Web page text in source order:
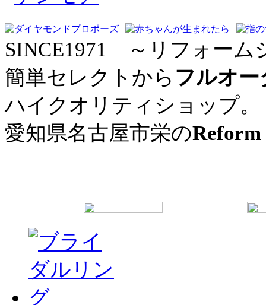
SINCE1971 ～リフォーム
簡単セレクトから フルオ
ハイクオリティショップ。
愛知県名古屋市栄の